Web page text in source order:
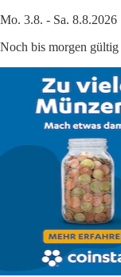
Mo. 3.8. - Sa. 8.8.2026
Noch bis morgen gültig